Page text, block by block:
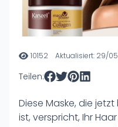
10152 Aktualisiert: 29/
Teilen:
Diese Maske, die jetzt
ist, verspricht, Ihr